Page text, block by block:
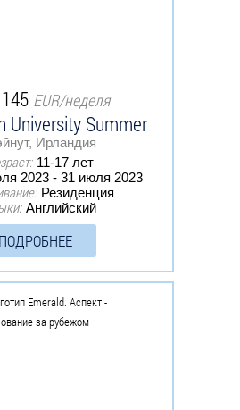
EUR/неделя
University Summer
Ирландия
11-17 лет
2023 - 31 июля 2023
Резиденция
Английский
ПОДРОБНЕЕ